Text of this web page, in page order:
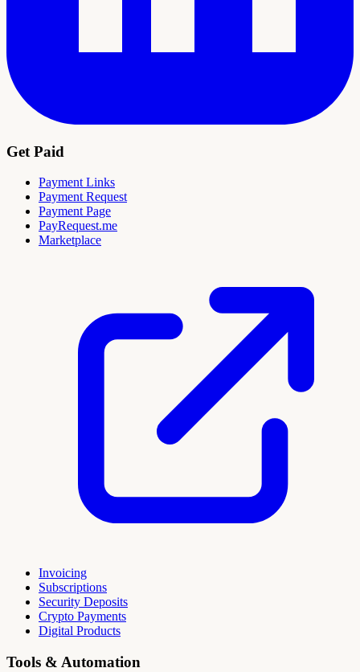
Get Paid
Payment Links
Payment Request
Payment Page
PayRequest.me
Marketplace
Invoicing
Subscriptions
Security Deposits
Crypto Payments
Digital Products
Tools & Automation